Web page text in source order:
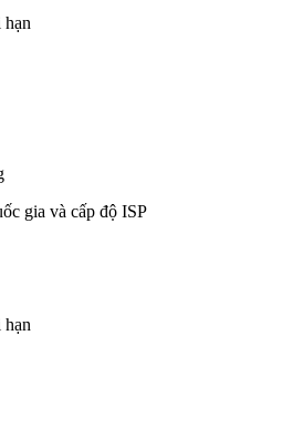
gia và cấp độ ISP